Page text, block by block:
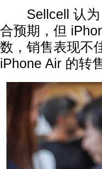
Sellcell 认为
合预期，但
数，销售表现不
iPhone Air 的转